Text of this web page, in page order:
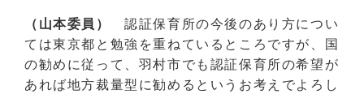
（山本委員）
認証保育所の今後のあり方につい
ては東京都と勉強を重ねているところですが、国
の勧めに従って、羽村市でも認証保育所の希望が
あれば地方裁量型に勧めるというお考えでよろし